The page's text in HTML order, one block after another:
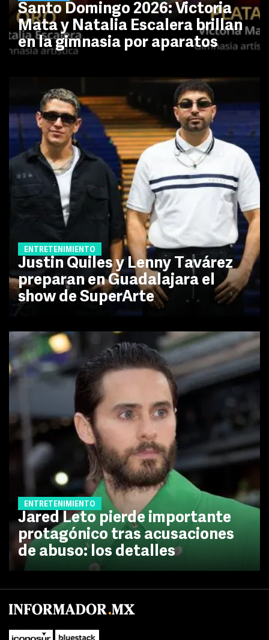
Santo Domingo 2026: Victoria
Mata y Natalia Escalera brillan
en la gimnasia por aparatos
ENTRETENIMIENTO
Justin Quiles y Lenny Tavárez
preparan en Guadalajara el
show de SuperArte
ENTRETENIMIENTO
Jared Leto pierde importante
protagónico tras acusaciones
de abuso: los detalles